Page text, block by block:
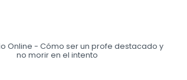
Online - Cómo ser un profe destacado y
no morir en el intento